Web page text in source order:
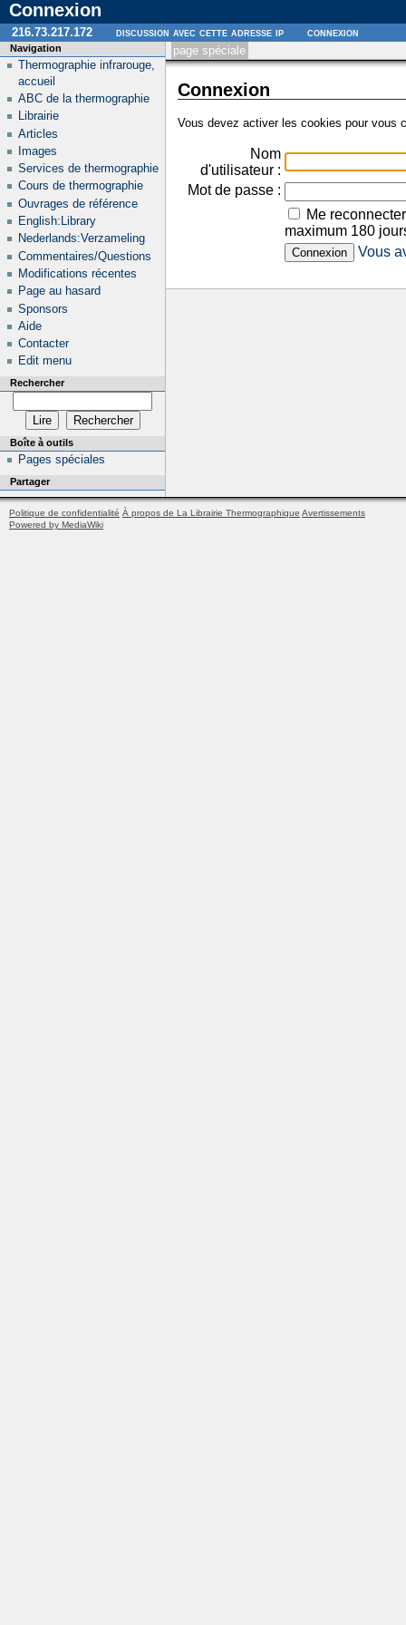
Connexion
page spéciale
Connexion
Vous devez activer les cookies pour vous
Nom
d'utilisateur :
Mot de passe :
Me
maximum 180
Vous
Navigation
Thermographie infrarouge,
accueil
ABC de la thermographie
Librairie
Articles
Images
Services de thermographie
Cours de thermographie
Ouvrages de référence
English:Library
Nederlands:Verzameling
Commentaires/Questions
Modifications récentes
Page au hasard
Sponsors
Aide
Contacter
Edit menu
Rechercher
Boîte à outils
Pages spéciales
Partager
216.73.217.172 discussion avec cette adresse ip connexion
Politique de confidentialité À propos de La Librairie Thermographique Avertissements
Powered by MediaWiki